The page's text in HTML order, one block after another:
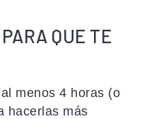
QUE TE
al menos 4 horas (o
hacerlas más